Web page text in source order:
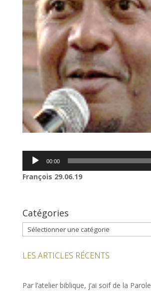
Lecteur
00:00
François 29.06.19
Catégories
Catégories
LES ARTICLES RÉCENTS
Par l’atelier biblique, j’ai soif de la Parole